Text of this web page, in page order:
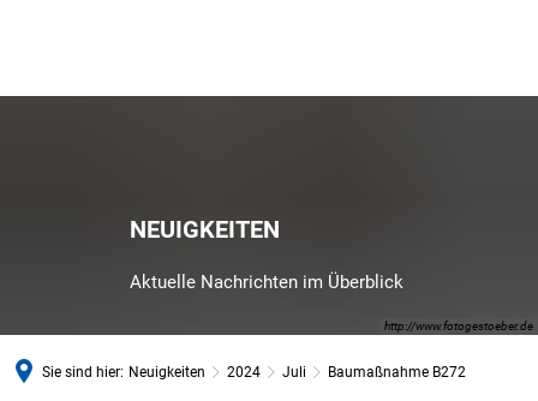
http://www.fotogestoeber.de
NEUIGKEITEN
Aktuelle Nachrichten im Überblick
Sie sind hier: Neuigkeiten 2024 Juli Baumaßnahme B272